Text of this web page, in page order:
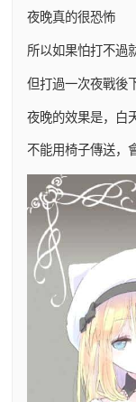
夜晚真的很恐怖
所以如果怕打不過
但打過一次夜戰後
夜晚的效果是，白
不能用椅子傳送，